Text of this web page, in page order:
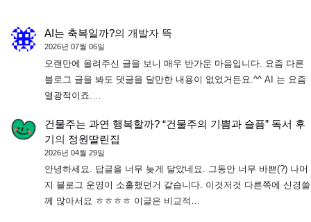
AI는 축복일까?의 개발자 뜩
2026년 07월 06일
오랜만에 올려주신 글을 보니 매우 반가운 마음입니다. 요즘 다른
블로그 글을 봐도 댓글을 달만한 내용이 없었거든요.^^ AI 는 요즘
열광적이죠.…
건물주는 과연 행복할까? “건물주의 기쁨과 슬픔” 독서 후
기의 정원딸린집
2026년 04월 29일
안녕하세요. 답글을 너무 늦게 달았네요. 그동안 너무 바쁜(?) 나머
지 블로그 운영이 소홀했던거 같습니다. 이것저것 다른쪽에 신경쓸
께 많아서요 ㅎㅎㅎㅎ 이글은 비교적…